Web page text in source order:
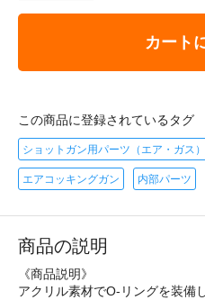
カート
この商品に登録されているタグ
ショットガン用パーツ（エア・ガス）
エアコッキングガン 内部パーツ
商品の説明
《商品説明》
アクリル素材でO-リングを装備